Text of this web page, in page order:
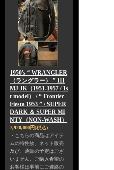
1950's “ WRANGLER
（ラングラー） ” 111
MJ JK（1951-1957 / 1s
t model） / “ Frontier
Fiesta 1953 ” / SUPER
DARK ＆ SUPER MI
NTY（NON-WASH）
7,920,000円(税込)
・こちらの商品はアイテ
ムの特性故、ネット販売
及び、通販の予定はござ
いません。ご購入希望の
お客様は事前にご連絡の